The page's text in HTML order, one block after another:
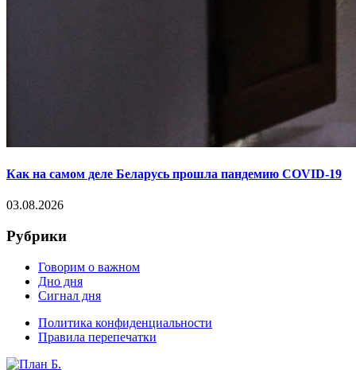
Как на самом деле Беларусь прошла пандемию COVID-19
03.08.2026
Рубрики
Говорим о важном
Дно дня
Сигнал дня
Политика конфиденциальности
Правила перепечатки